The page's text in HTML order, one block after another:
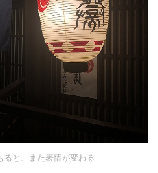
ると、また表情が変わる